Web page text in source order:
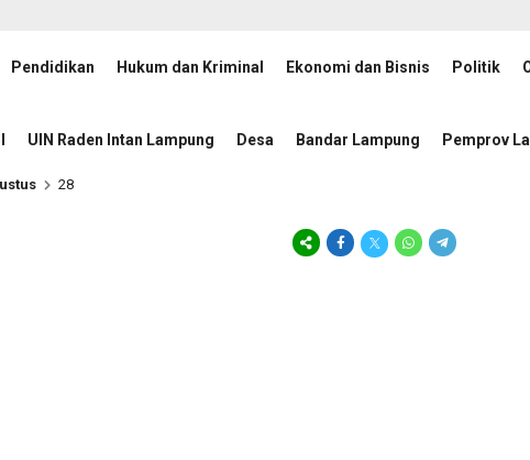
Pendidikan Hukum dan Kriminal Ekonomi dan Bisnis Politik
UIN Raden Intan Lampung Desa Bandar Lampung Pemprov
28